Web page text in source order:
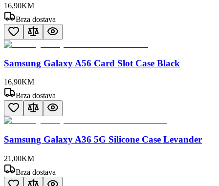
16,90KM
Brza dostava
Samsung Galaxy A56 Card Slot Case Black
16,90KM
Brza dostava
Samsung Galaxy A36 5G Silicone Case Levander
21 ,00KM
Brza dostava